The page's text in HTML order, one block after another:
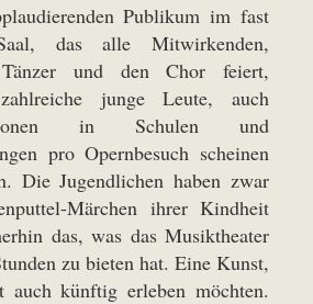
Publikum im fast
das alle Mitwirkenden,
und den Chor feiert,
junge Leute, auch
in Schulen und
pro Opernbesuch scheinen
Die Jugendlichen haben zwar
Märchen ihrer Kindheit
das, was das Musiktheater
zu bieten hat. Eine Kunst,
künftig erleben möchten.